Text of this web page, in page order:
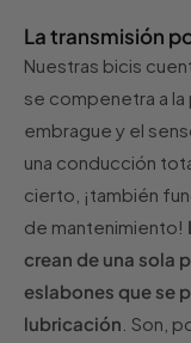
La transmisión
Nuestras bicis
se compenetra a
embrague y el
una conducción
cierto, ¡también
de mantenimiento!
crean de una sola
eslabones que se
lubricación . Son,